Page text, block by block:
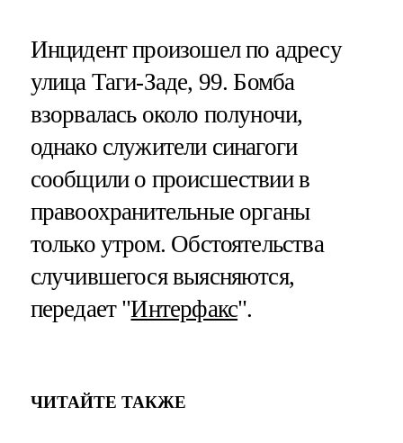
Инцидент произошел по адресу
улица Таги-Заде, 99. Бомба
взорвалась около полуночи,
однако служители синагоги
сообщили о происшествии в
правоохранительные органы
только утром. Обстоятельства
случившегося выясняются,
передает "Интерфакс".
ЧИТАЙТЕ ТАКЖЕ